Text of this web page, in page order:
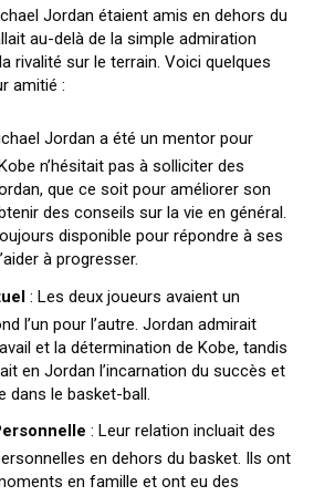
Jordan étaient amis en dehors du
au-delà de la simple admiration
rivalité sur le terrain. Voici quelques
amitié :
Jordan a été un mentor pour
n’hésitait pas à solliciter des
que ce soit pour améliorer son
des conseils sur la vie en général.
disponible pour répondre à ses
à progresser.
: Les deux joueurs avaient un
l’un pour l’autre. Jordan admirait
et la détermination de Kobe, tandis
en Jordan l’incarnation du succès et
dans le basket-ball.
: Leur relation incluait des
en dehors du basket. Ils ont
en famille et ont eu des